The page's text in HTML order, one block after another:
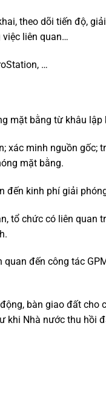
theo dõi tiến độ,
liên quan…
…
mặt bằng từ khâu lập
xác minh nguồn gốc;
mặt bằng.
đến kinh phí giải
tổ chức có liên quan
đến công tác
bàn giao đất cho
khi Nhà nước thu hồi